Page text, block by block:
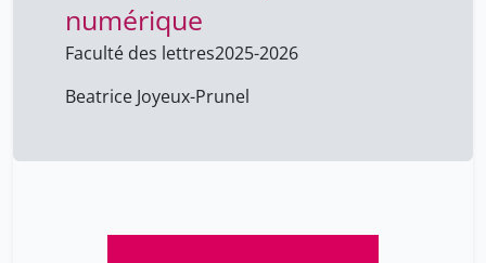
numérique
Faculté des lettres2025-2026
Beatrice Joyeux-Prunel